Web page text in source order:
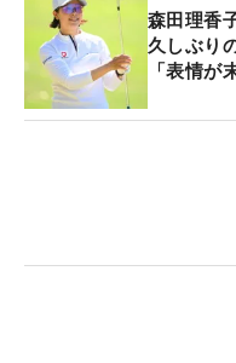
森田理香
久しぶり
「表情が